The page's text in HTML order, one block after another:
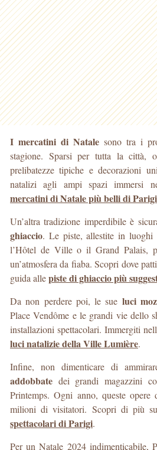
I mercatini di Natale sono tra i
stagione. Sparsi per tutta la città,
prelibatezze tipiche e decorazioni
natalizi agli ampi spazi immersi
mercatini di Natale più belli di Parigi
Un’altra tradizione imperdibile è
ghiaccio. Le piste, allestite in
l’Hôtel de Ville o il Grand Palais,
un’atmosfera da fiaba. Scopri dove
guida allepiste di ghiaccio più
Da non perdere poi, le sue luci
Place Vendôme e le grandi vie dello
installazioni spettacolari. Immergiti
luci natalizie della Ville Lumière.
Infine, non dimenticare di
addobbate dei grandi magazzini
Printemps. Ogni anno, queste opere
milioni di visitatori. Scopri di più
spettacolari di Parigi.
Per un Natale 2024 indimenticabile,